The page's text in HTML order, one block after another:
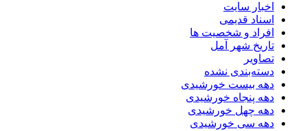
اخبار سایت
اسناد قدیمی
افراد و شخصیت ها
تاریخ شهر آمل
تصاویر
دسته‌بندی نشده
دهه بیست خورشیدی
دهه پنجاه خورشیدی
دهه چهل خورشیدی
دهه سی خورشیدی